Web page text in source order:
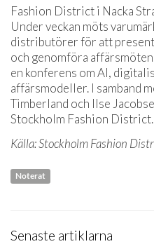
Fashion District i Nacka
Under veckan möts
distributörer för att
och genomföra
en konferens om AI,
affärsmodeller. I samband
Timberland och Ilse
Stockholm Fashion District.
Källa: Stockholm Fashion
Noterat
Senaste artiklarna